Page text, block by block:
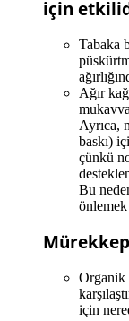
için
Tabaka
Ağır
Ayrıca,
baskı)
çünkü
Bu
Organik
için